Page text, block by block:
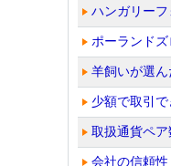
ハンガリー
ポーランド
羊飼いが選
少額で取引
取扱通貨ペ
会社の信頼性